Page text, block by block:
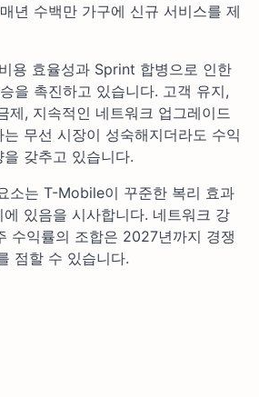
년 수백만 가구에 신규 서비스를 제
용 효율성과 Sprint 합병으로 인한
을 촉진하고 있습니다. 고객 유지,
제, 지속적인 네트워크 업그레이드
무선 시장이 성숙해지더라도 수익
갖추고 있습니다.
소는 T-Mobile이 꾸준한 복리 효과
있음을 시사합니다. 네트워크 강
수익률의 조합은 2027년까지 경쟁
점할 수 있습니다.